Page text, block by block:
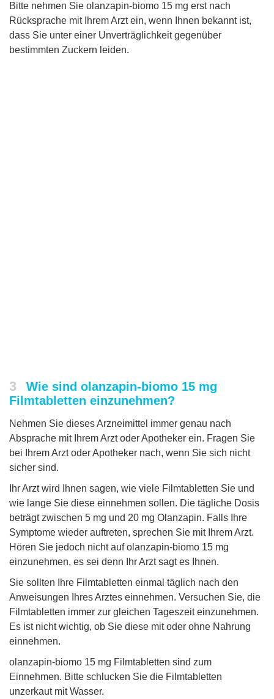
Bitte nehmen Sie olanzapin-biomo 15 mg erst nach
Rücksprache mit Ihrem Arzt ein, wenn Ihnen bekannt ist,
dass Sie unter einer Unverträglichkeit gegenüber
bestimmten Zuckern leiden.
3
Wie sind olanzapin-biomo 15 mg
Filmtabletten einzunehmen?
Nehmen Sie dieses Arzneimittel immer genau nach
Absprache mit Ihrem Arzt oder Apotheker ein. Fragen Sie
bei Ihrem Arzt oder Apotheker nach, wenn Sie sich nicht
sicher sind.
Ihr Arzt wird Ihnen sagen, wie viele Filmtabletten Sie und
wie lange Sie diese einnehmen sollen. Die tägliche Dosis
beträgt zwischen 5 mg und 20 mg Olanzapin. Falls Ihre
Symptome wieder auftreten, sprechen Sie mit Ihrem Arzt.
Hören Sie jedoch nicht auf olanzapin-biomo 15 mg
einzunehmen, es sei denn Ihr Arzt sagt es Ihnen.
Sie sollten Ihre Filmtabletten einmal täglich nach den
Anweisungen Ihres Arztes einnehmen. Versuchen Sie, die
Filmtabletten immer zur gleichen Tageszeit einzunehmen.
Es ist nicht wichtig, ob Sie diese mit oder ohne Nahrung
einnehmen.
olanzapin-biomo 15 mg Filmtabletten sind zum
Einnehmen. Bitte schlucken Sie die Filmtabletten
unzerkaut mit Wasser.